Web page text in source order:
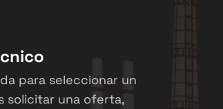
para seleccionar un
solicitar una oferta,